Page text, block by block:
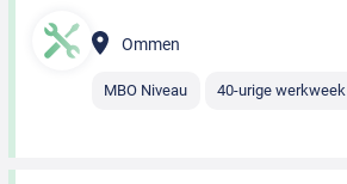
Ommen
MBO Niveau 40-urige werkweek